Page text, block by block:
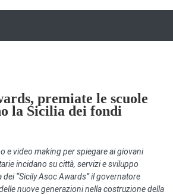
premiate le scuole
la Sicilia dei fondi
e video making per spiegare ai giovani
incidano su città, servizi e sviluppo
dei “Sicily Asoc Awards” il governatore
nuove generazioni nella costruzione della